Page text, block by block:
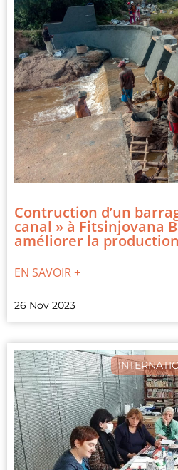
Contruction d’un
canal » à Fitsinjovana
améliorer la
EN SAVOIR +
26 Nov 2023